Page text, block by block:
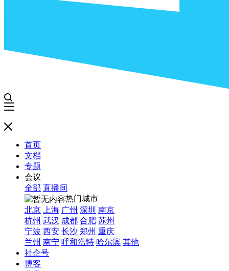
首页
文档
专题
会议
全部 直播间
热门城市
北京
上海 广州 深圳 南京
杭州 武汉 成都 合肥 苏州
宁波 西安 长沙 郑州 重庆
兰州 南宁 呼和浩特 哈尔滨 其他
社企号
博客